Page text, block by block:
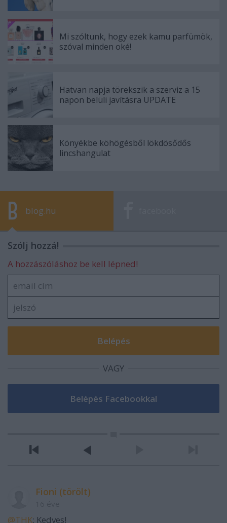
Mi szóltunk, hogy ezek kamu parfümök,
szóval minden oké!
Hatvan napja törekszik a szerviz a 15
napon belüli javításra UPDATE
Könyékbe köhögésből lökdösődős
lincshangulat
blog.hu
Szólj hozzá!
A hozzászóláshoz be kell lépned!
VAGY
Fioni (törölt)
@THK: Kedves!